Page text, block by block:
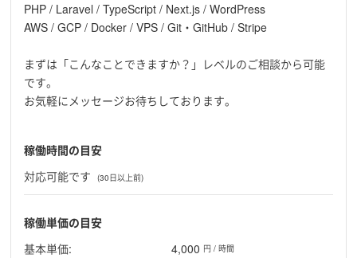
PHP / Laravel / TypeScript / Next.js / WordPress
AWS / GCP / Docker / VPS / Git・GitHub / Stripe
まずは「こんなことできますか？」レベルのご相談から可能
です。
お気軽にメッセージお待ちしております。
稼働時間の目安
対応可能です
(30日以上前)
稼働単価の目安
基本単価:
4,000 円 / 時間